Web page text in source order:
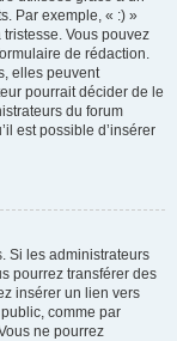
Par exemple, « :) »
Vous pouvez
de rédaction.
elles peuvent
pourrait décider de le
du forum
est possible d’insérer
Si les administrateurs
pourrez transférer des
insérer un lien vers
comme par
ne pourrez